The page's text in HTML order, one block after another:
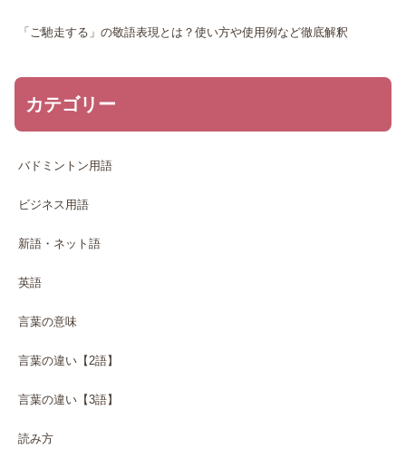
「ご馳走する」の敬語表現とは？使い方や使用例など徹底解釈
カテゴリー
バドミントン用語
ビジネス用語
新語・ネット語
英語
言葉の意味
言葉の違い【2語】
言葉の違い【3語】
読み方